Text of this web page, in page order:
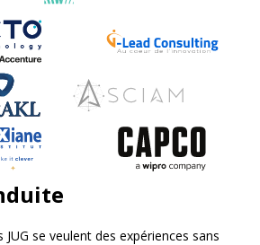
se veulent des expériences sans